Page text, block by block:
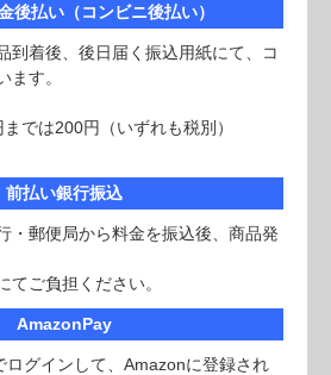
後払い（コンビニ後払い）
到着後、後日届く振込用紙にて、コ
ます。
では200円（いずれも税別）
前払い銀行振込
・郵便局から料金を振込後、商品発
てご負担ください。
AmazonPay
ログインして、Amazonに登録され